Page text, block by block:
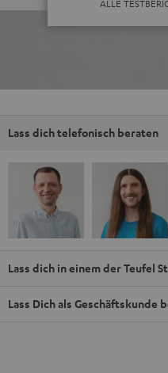
ALLE
Lass dich telefonisch beraten
Lass dich in einem der Teufel
Lass Dich als Geschäftskunde